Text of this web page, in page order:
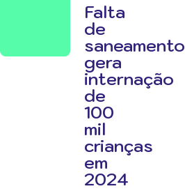
Falta
de
saneamento
gera
internação
de
100
mil
crianças
em
2024